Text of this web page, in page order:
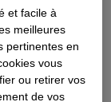
et facile à
meilleures
pertinentes en
vous
ou retirer vos
de vos